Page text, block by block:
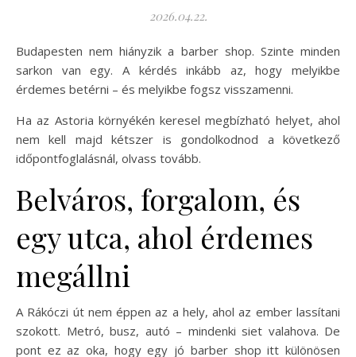
2026.04.22.
Budapesten nem hiányzik a barber shop. Szinte minden
sarkon van egy. A kérdés inkább az, hogy melyikbe
érdemes betérni – és melyikbe fogsz visszamenni.
Ha az Astoria környékén keresel megbízható helyet, ahol
nem kell majd kétszer is gondolkodnod a következő
időpontfoglalásnál, olvass tovább.
Belváros, forgalom, és
egy utca, ahol érdemes
megállni
A Rákóczi út nem éppen az a hely, ahol az ember lassítani
szokott. Metró, busz, autó – mindenki siet valahova. De
pont ez az oka, hogy egy jó barber shop itt különösen